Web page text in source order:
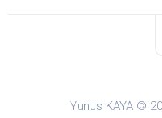
Yunus KAYA ©